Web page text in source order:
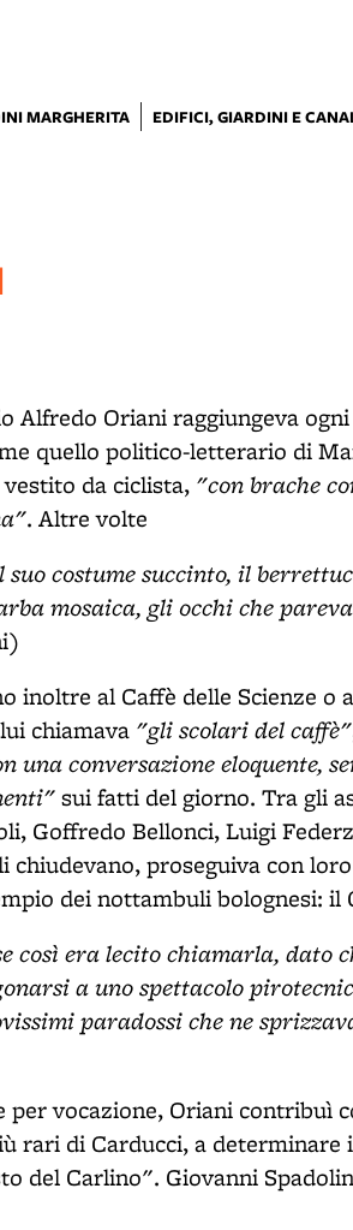
MARGHERITA EDIFICI, GIARDINI E
Alfredo Oriani raggiungeva
quello politico-letterario di
da ciclista, "con brache
. Altre volte
costume succinto, il
mosaica, gli occhi che
inoltre al Caffè delle Scienze o
chiamava "gli scolari del caffè"
una conversazione eloquente,
sui fatti del giorno. Tra gli
Goffredo Bellonci, Luigi
chiudevano, proseguiva con
dei nottambuli bolognesi: il
così era lecito chiamarla, dato
a uno spettacolo
paradossi che ne
per vocazione, Oriani contribuì
rari di Carducci, a determinare
del Carlino". Giovanni